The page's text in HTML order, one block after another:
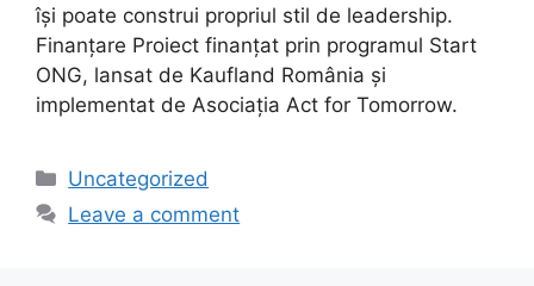
își poate construi propriul stil de leadership.
Finanțare Proiect finanțat prin programul Start
ONG, lansat de Kaufland România și
implementat de Asociația Act for Tomorrow.
Uncategorized
Leave a comment